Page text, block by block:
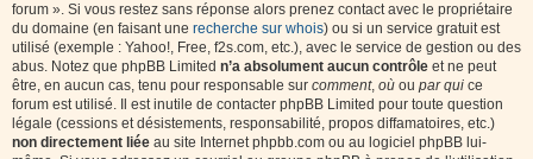
forum ». Si vous restez sans réponse alors prenez contact avec le propriétaire
du domaine (en faisant une recherche sur whois) ou si un service gratuit est
utilisé (exemple : Yahoo!, Free, f2s.com, etc.), avec le service de gestion ou des
abus. Notez que phpBB Limited n’a absolument aucun contrôle et ne peut
être, en aucun cas, tenu pour responsable sur comment, où ou par qui ce
forum est utilisé. Il est inutile de contacter phpBB Limited pour toute question
légale (cessions et désistements, responsabilité, propos diffamatoires, etc.)
non directement liée au site Internet phpbb.com ou au logiciel phpBB lui-